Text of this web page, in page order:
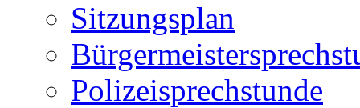
Sitzungsplan
Polizeisprechstunde